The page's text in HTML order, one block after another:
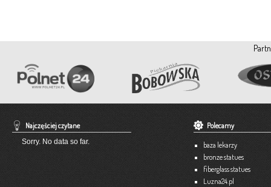
Najczęściej czytane
Sorry. No data so far.
Polecamy
baza lekarzy
bronze statues
fiberglass statues
Luzna24.pl